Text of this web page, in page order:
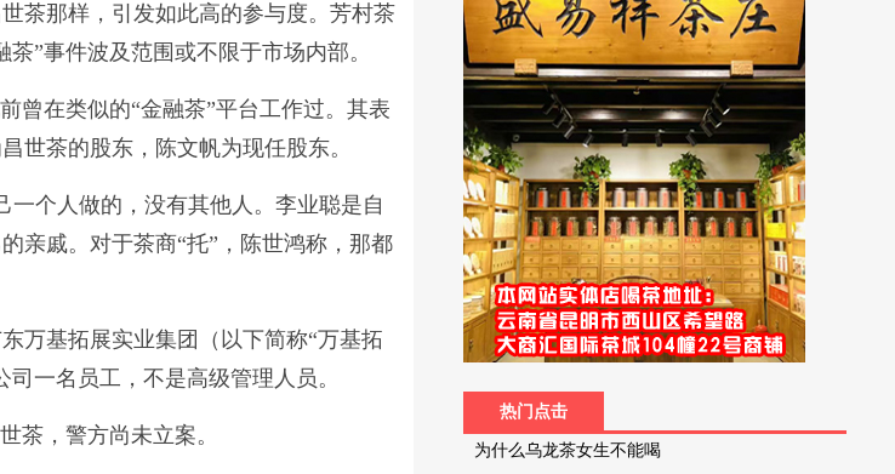
茶那样，引发如此高的参与度。芳村茶
”事件波及范围或不限于市场内部。
曾在类似的“金融茶”平台工作过。其表
世茶的股东，陈文帆为现任股东。
个人做的，没有其他人。李业聪是自
亲戚。对于茶商“托”，陈世鸿称，那都
万基拓展实业集团（以下简称“万基拓
一名员工，不是高级管理人员。
茶，警方尚未立案。
热门点击
为什么乌龙茶女生不能喝